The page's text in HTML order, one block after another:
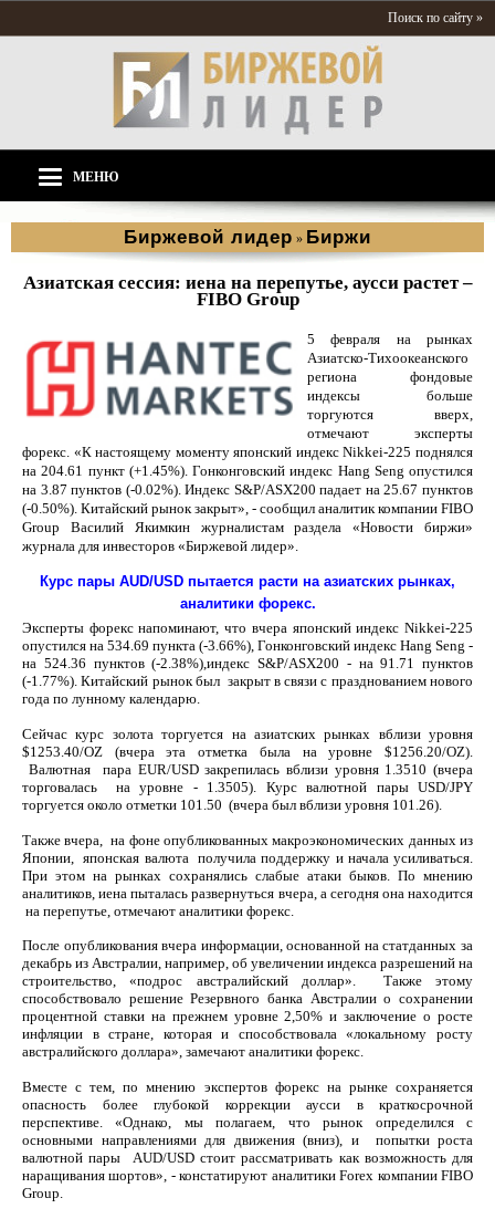
Поиск по сайту »
МЕНЮ
Биржевой лидер » Биржи
Азиатская сессия: иена на перепутье, аусси растет –
FIBO Group
5 февраля на рынках
Азиатско-Тихоокеанского
региона фондовые
индексы больше
торгуются вверх,
отмечают эксперты
форекс. «К настоящему моменту японский индекс Nikkei-225 поднялся
на 204.61 пункт (+1.45%). Гонконговский индекс Hang Seng опустился
на 3.87 пунктов (-0.02%). Индекс S&P/ASX200 падает на 25.67 пунктов
(-0.50%). Китайский рынок закрыт», - сообщил аналитик компании FIBO
Group Василий Якимкин журналистам раздела «Новости биржи»
журнала для инвесторов «Биржевой лидер».
Курс пары AUD/USD пытается расти на азиатских рынках,
аналитики форекс.
Эксперты форекс напоминают, что вчера японский индекс Nikkei-225
опустился на 534.69 пункта (-3.66%), Гонконговский индекс Hang Seng -
на 524.36 пунктов (-2.38%),индекс S&P/ASX200 - на 91.71 пунктов
(-1.77%). Китайский рынок был закрыт в связи с празднованием нового
года по лунному календарю.
Сейчас курс золота торгуется на азиатских рынках вблизи уровня
$1253.40/OZ (вчера эта отметка была на уровне $1256.20/OZ).
Валютная пара EUR/USD закрепилась вблизи уровня 1.3510 (вчера
торговалась на уровне - 1.3505). Курс валютной пары USD/JPY
торгуется около отметки 101.50 (вчера был вблизи уровня 101.26).
Также вчера, на фоне опубликованных макроэкономических данных из
Японии, японская валюта получила поддержку и начала усиливаться.
При этом на рынках сохранялись слабые атаки быков. По мнению
аналитиков, иена пыталась развернуться вчера, а сегодня она находится
на перепутье, отмечают аналитики форекс.
После опубликования вчера информации, основанной на статданных за
декабрь из Австралии, например, об увеличении индекса разрешений на
строительство, «подрос австралийский доллар». Также этому
способствовало решение Резервного банка Австралии о сохранении
процентной ставки на прежнем уровне 2,50% и заключение о росте
инфляции в стране, которая и способствовала «локальному росту
австралийского доллара», замечают аналитики форекс.
Вместе с тем, по мнению экспертов форекс на рынке сохраняется
опасность более глубокой коррекции аусси в краткосрочной
перспективе. «Однако, мы полагаем, что рынок определился с
основными направлениями для движения (вниз), и попытки роста
валютной пары AUD/USD стоит рассматривать как возможность для
наращивания шортов», - констатируют аналитики Forex компании FIBO
Group.